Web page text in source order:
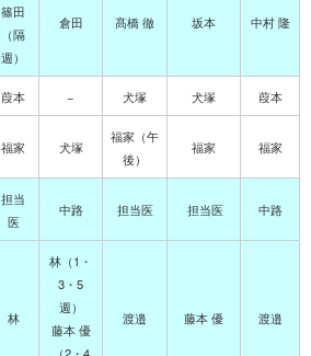
篠田
（隔
週）
倉田 髙橋 徹 坂本 中村 隆
葭本 − 犬塚 犬塚 葭本
福家 犬塚
福家（午
後）
福家 福家
担当
医
中路 担当医 担当医 中路
林
林（1・
3・5
週）
藤本 優
（2・4
渡邉 藤本 優 渡邉